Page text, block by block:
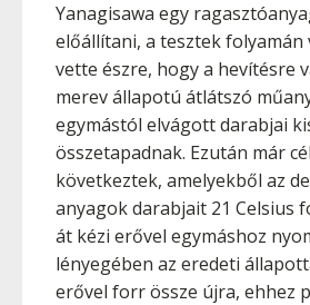
Yanagisawa egy
előállítani, a tesztek folyamán
vette észre, hogy a hevítésre
merev állapotú átlátszó
egymástól elvágott darabjai
összetapadnak. Ezután már
következtek, amelyekből az
anyagok darabjait 21 Celsius
át kézi erővel egymáshoz
lényegében az eredeti
erővel forr össze újra, ehhez